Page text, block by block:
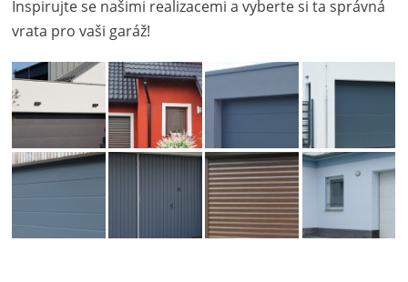
Inspirujte se našimi realizacemi a vyberte si ta správná
vrata pro vaši garáž!